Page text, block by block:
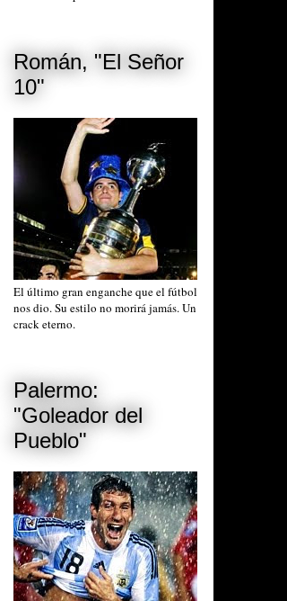
Román, "El Señor
10"
El último gran enganche que el fútbol
nos dio. Su estilo no morirá jamás. Un
crack eterno.
Palermo:
"Goleador del
Pueblo"